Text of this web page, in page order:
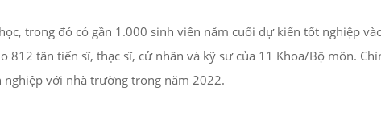
trong đó có gần 1.000 sinh viên năm cuối dự kiến tốt nghiệp
tân tiến sĩ, thạc sĩ, cử nhân và kỹ sư của 11 Khoa/Bộ môn.
với nhà trường trong năm 2022.